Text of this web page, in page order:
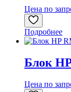
Цена по
Подробнее
Блок
Цена по